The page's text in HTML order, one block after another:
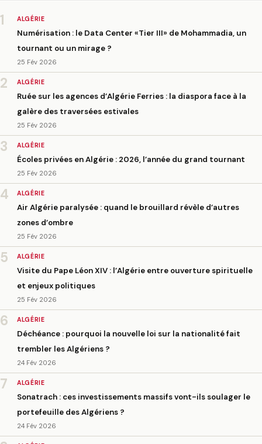
1 ALGÉRIE
Numérisation : le Data Center «Tier III» de Mohammadia, un
tournant ou un mirage ?
25 Fév 2026
2 ALGÉRIE
Ruée sur les agences d’Algérie Ferries : la diaspora face à la
galère des traversées estivales
25 Fév 2026
3 ALGÉRIE
Écoles privées en Algérie : 2026, l’année du grand tournant
25 Fév 2026
4 ALGÉRIE
Air Algérie paralysée : quand le brouillard révèle d’autres
zones d’ombre
25 Fév 2026
5 ALGÉRIE
Visite du Pape Léon XIV : l’Algérie entre ouverture spirituelle
et enjeux politiques
25 Fév 2026
6 ALGÉRIE
Déchéance : pourquoi la nouvelle loi sur la nationalité fait
trembler les Algériens ?
24 Fév 2026
7 ALGÉRIE
Sonatrach : ces investissements massifs vont-ils soulager le
portefeuille des Algériens ?
24 Fév 2026